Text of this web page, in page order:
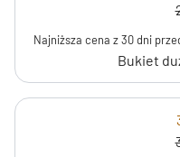
Najniższa cena z 30 dni
Bukiet